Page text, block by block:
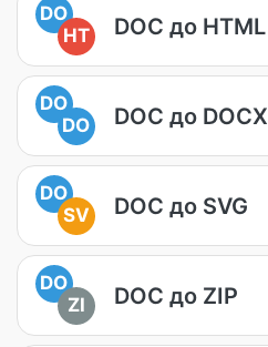
DO
HT
DOC до HTML
DO
DO
DOC до DOCX
DO
SV
DOC до SVG
DO
ZI
DOC до ZIP